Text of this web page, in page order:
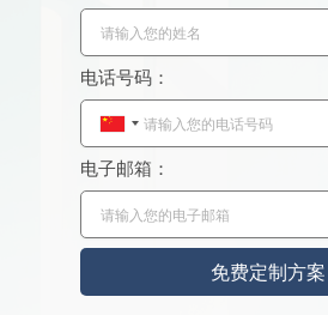
电话号码：
C
h
i
n
a
8
电子邮箱：
免费定制方案